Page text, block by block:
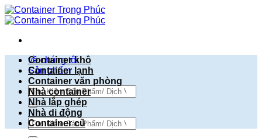
Bỏ
qua
dung
về chúng tôi
Sản phẩm
Tìm
kiếm:
Tìm
kiếm:
Container khô
Container lạnh
Container văn phòng
Nhà container
Nhà lắp ghép
Nhà di động
Container cũ